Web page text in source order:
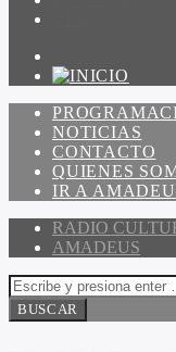
NOTICIAS
CONTACTO
QUIENES
IR A
RADIO
AMADEUS